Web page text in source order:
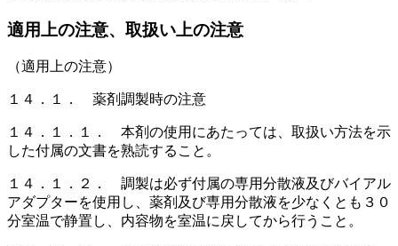
適用上の注意、取扱い上の注意
（適用上の注意）
１４．１． 薬剤調製時の注意
１４．１．１． 本剤の使用にあたっては、取扱い方法を示
した付属の文書を熟読すること。
１４．１．２． 調製は必ず付属の専用分散液及びバイアル
アダプターを使用し、薬剤及び専用分散液を少なくとも３０
分室温で静置し、内容物を室温に戻してから行うこと。